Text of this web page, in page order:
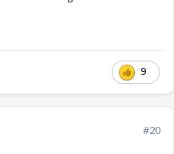
9
#20